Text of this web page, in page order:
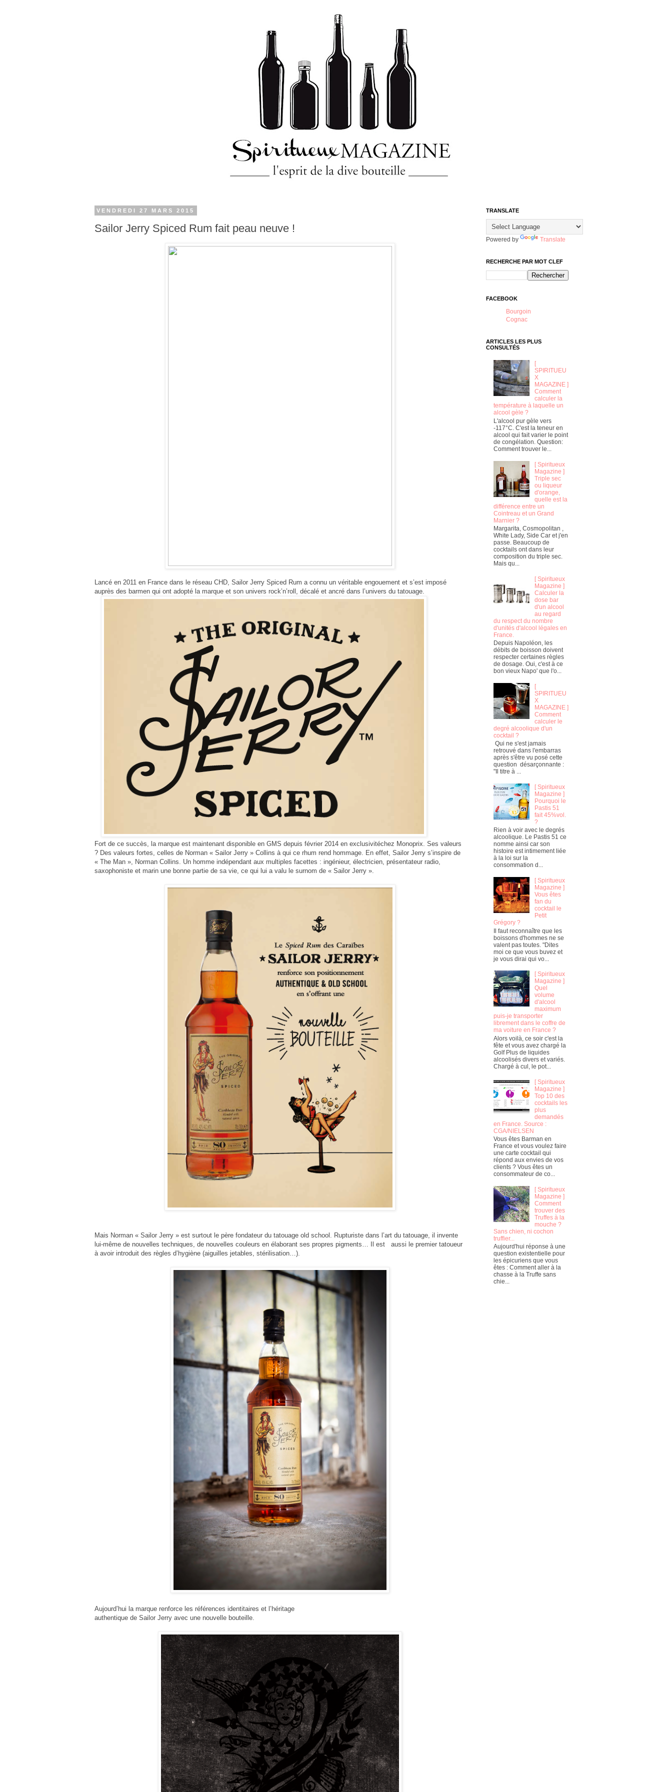
VENDREDI 27 MARS 2015
Sailor Jerry Spiced Rum fait peau neuve !
Lancé en 2011 en France dans le réseau CHD, Sailor Jerry Spiced Rum a connu un véritable engouement et s’est imposé
auprès des barmen qui ont adopté la marque et son univers rock’n’roll, décalé et ancré dans l’univers du tatouage.
Fort de ce succès, la marque est maintenant disponible en GMS depuis février 2014 en exclusivitéchez Monoprix. Ses valeurs
? Des valeurs fortes, celles de Norman « Sailor Jerry » Collins à qui ce rhum rend hommage. En effet, Sailor Jerry s’inspire de
« The Man », Norman Collins. Un homme indépendant aux multiples facettes : ingénieur, électricien, présentateur radio,
saxophoniste et marin une bonne partie de sa vie, ce qui lui a valu le surnom de « Sailor Jerry ».
Mais Norman « Sailor Jerry » est surtout le père fondateur du tatouage old school. Rupturiste dans l’art du tatouage, il invente
lui-même de nouvelles techniques, de nouvelles couleurs en élaborant ses propres pigments… Il est aussi le premier tatoueur
à avoir introduit des règles d’hygiène (aiguilles jetables, stérilisation…).
Aujourd’hui la marque renforce les références identitaires et l’héritage
authentique de Sailor Jerry avec une nouvelle bouteille.
TRANSLATE
Powered by Translate
RECHERCHE PAR MOT CLEF
FACEBOOK
Bourgoin
Cognac
ARTICLES LES PLUS
CONSULTÉS
[
SPIRITUEU
X
MAGAZINE ]
Comment
calculer la
température à laquelle un
alcool gèle ?
L'alcool pur gèle vers
-117°C. C'est la teneur en
alcool qui fait varier le point
de congélation. Question:
Comment trouver le...
[ Spiritueux
Magazine ]
Triple sec
ou liqueur
d'orange,
quelle est la
différence entre un
Cointreau et un Grand
Marnier ?
Margarita, Cosmopolitan ,
White Lady, Side Car et j'en
passe. Beaucoup de
cocktails ont dans leur
composition du triple sec.
Mais qu...
[ Spiritueux
Magazine ]
Calculer la
dose bar
d'un alcool
au regard
du respect du nombre
d'unités d'alcool légales en
France.
Depuis Napoléon, les
débits de boisson doivent
respecter certaines règles
de dosage. Oui, c'est à ce
bon vieux Napo' que l'o...
[
SPIRITUEU
X
MAGAZINE ]
Comment
calculer le
degré alcoolique d'un
cocktail ?
Qui ne s'est jamais
retrouvé dans l'embarras
après s'être vu posé cette
question désarçonnante :
"Il titre à ...
[ Spiritueux
Magazine ]
Pourquoi le
Pastis 51
fait 45%vol.
?
Rien à voir avec le degrés
alcoolique. Le Pastis 51 ce
nomme ainsi car son
histoire est intimement liée
à la loi sur la
consommation d...
[ Spiritueux
Magazine ]
Vous êtes
fan du
cocktail le
Petit
Grégory ?
Il faut reconnaître que les
boissons d'hommes ne se
valent pas toutes. "Dites
moi ce que vous buvez et
je vous dirai qui vo...
[ Spiritueux
Magazine ]
Quel
volume
d'alcool
maximum
puis-je transporter
librement dans le coffre de
ma voiture en France ?
Alors voilà, ce soir c'est la
fête et vous avez chargé la
Golf Plus de liquides
alcoolisés divers et variés.
Chargé à cul, le pot...
[ Spiritueux
Magazine ]
Top 10 des
cocktails les
plus
demandés
en France. Source :
CGA/NIELSEN
Vous êtes Barman en
France et vous voulez faire
une carte cocktail qui
répond aux envies de vos
clients ? Vous êtes un
consommateur de co...
[ Spiritueux
Magazine ]
Comment
trouver des
Truffes à la
mouche ?
Sans chien, ni cochon
truffier...
Aujourd'hui réponse à une
question existentielle pour
les épicuriens que vous
êtes : Comment aller à la
chasse à la Truffe sans
chie...